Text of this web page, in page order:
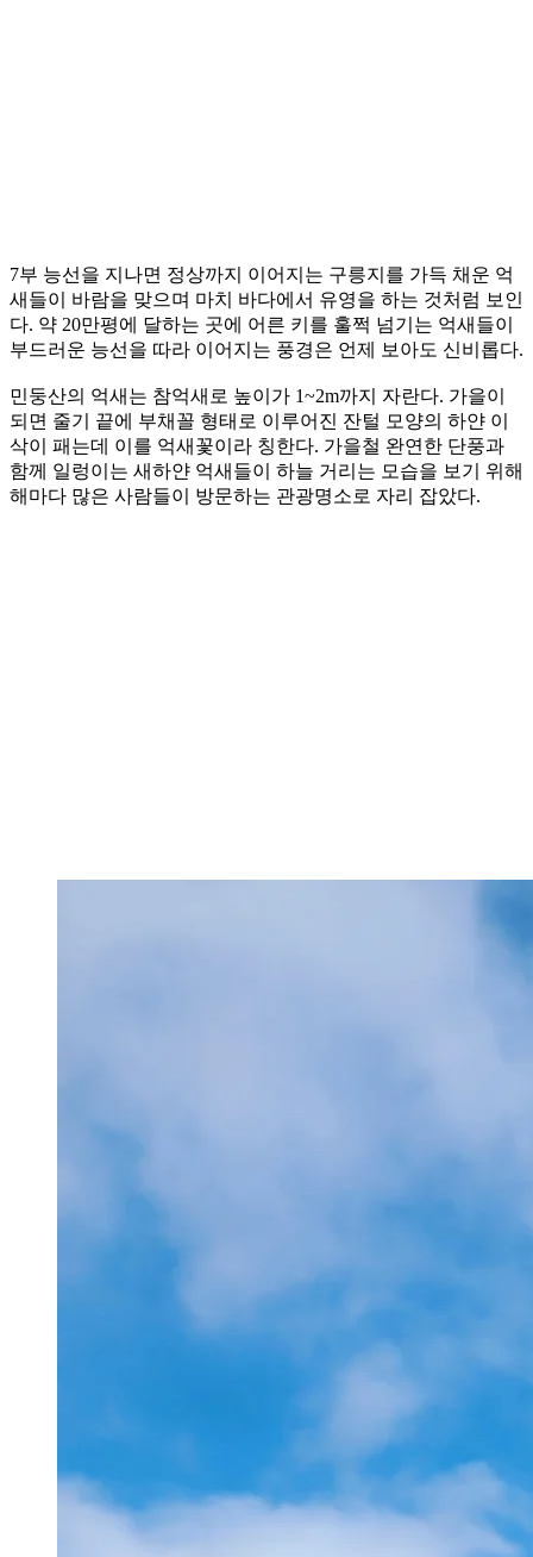
7부 능선을 지나면 정상까지 이어지는 구릉지를 가득 채운 억
새들이 바람을 맞으며 마치 바다에서 유영을 하는 것처럼 보인
다. 약 20만평에 달하는 곳에 어른 키를 훌쩍 넘기는 억새들이
부드러운 능선을 따라 이어지는 풍경은 언제 보아도 신비롭다.
민둥산의 억새는 참억새로 높이가 1~2m까지 자란다. 가을이
되면 줄기 끝에 부채꼴 형태로 이루어진 잔털 모양의 하얀 이
삭이 패는데 이를 억새꽃이라 칭한다. 가을철 완연한 단풍과
함께 일렁이는 새하얀 억새들이 하늘 거리는 모습을 보기 위해
해마다 많은 사람들이 방문하는 관광명소로 자리 잡았다.